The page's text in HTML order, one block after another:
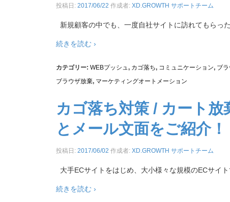
投稿日: 2017/06/22 作成者: XD.GROWTH サポートチーム
新規顧客の中でも、一度自社サイトに訪れてもらっ
続きを読む ›
カテゴリー: WEBプッシュ, カゴ落ち, コミュニケーション, ブ
ブラウザ放棄, マーケティングオートメーション
カゴ落ち対策 / カート
とメール文面をご紹介！
投稿日: 2017/06/02 作成者: XD.GROWTH サポートチーム
大手ECサイトをはじめ、大小様々な規模のECサイ
続きを読む ›